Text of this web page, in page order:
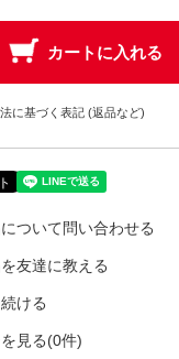
に基づく表記 (返品など)
ついて問い合わせる
友達に教える
ける
見る(0件)